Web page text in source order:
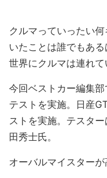
クルマっていったい
いたことは誰でもあ
世界にクルマは連れて
今回ベストカー編集
テストを実施。日産
ストを実施。テスタ
田秀士氏。
オーバルマイスター